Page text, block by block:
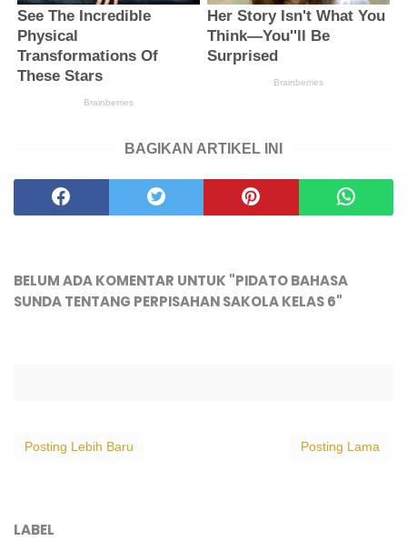
BAGIKAN ARTIKEL INI
BELUM ADA KOMENTAR UNTUK "PIDATO BAHASA
SUNDA TENTANG PERPISAHAN SAKOLA KELAS 6"
Posting Lebih Baru Posting Lama
LABEL